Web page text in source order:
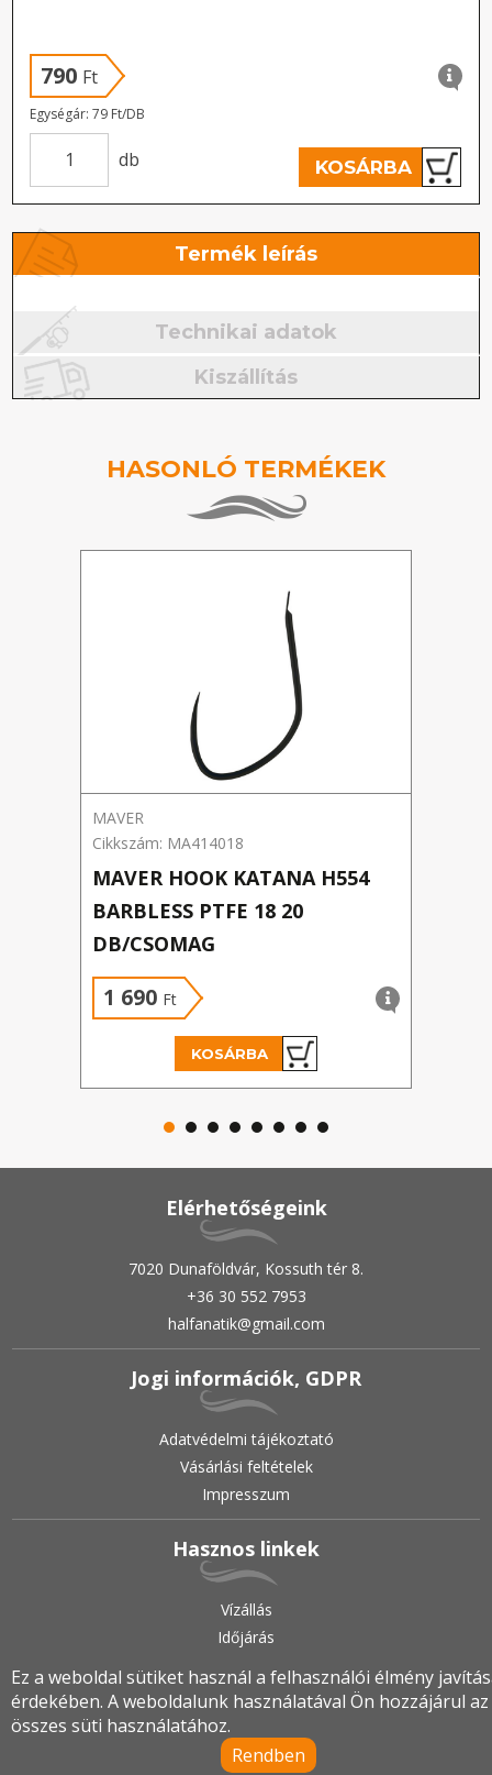
790 Ft
Egységár: 79 Ft/DB
db KOSÁRBA
Termék leírás
Technikai adatok
Kiszállítás
HASONLÓ TERMÉKEK
MAVER
Cikkszám: MA414018
MAVER HOOK KATANA H554
BARBLESS PTFE 18 20
DB/CSOMAG
1 690 Ft
KOSÁRBA
Elérhetőségeink
7020 Dunaföldvár, Kossuth tér 8.
+36 30 552 7953
halfanatik@gmail.com
Jogi információk, GDPR
Adatvédelmi tájékoztató
Vásárlási feltételek
Impresszum
Hasznos linkek
Vízállás
Időjárás
2019.•© halfanatik.hu•Minden jog fenntartva!
Ez a weboldal sütiket használ a felhasználói élmény
érdekében. A weboldalunk használatával Ön hozzájárul az
összes süti használatához.
Rendben